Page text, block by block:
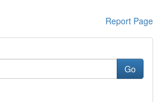
Report Page
Go